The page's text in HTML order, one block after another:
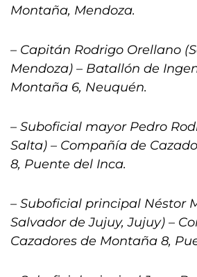
Montaña, Mendoza.
– Capitán Rodrigo Orellano
Mendoza) – Batallón de
Montaña 6, Neuquén.
– Suboficial mayor Pedro
Salta) – Compañía de
8, Puente del Inca.
– Suboficial principal Néstor
Salvador de Jujuy, Jujuy) –
Cazadores de Montaña 8,